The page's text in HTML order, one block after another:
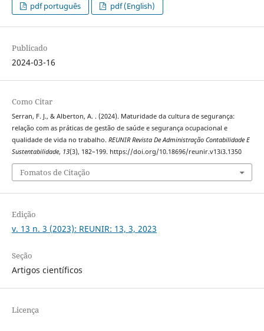
pdf português pdf (English)
Publicado
2024-03-16
Como Citar
Serran, F. J., & Alberton, A. . (2024). Maturidade da cultura de segurança:
relação com as práticas de gestão de saúde e segurança ocupacional e
qualidade de vida no trabalho. REUNIR Revista De Administração Contabilidade E
Sustentabilidade, 13(3), 182–199. https://doi.org/10.18696/reunir.v13i3.1350
Fomatos de Citação
Edição
v. 13 n. 3 (2023): REUNIR: 13, 3, 2023
Seção
Artigos científicos
Licença